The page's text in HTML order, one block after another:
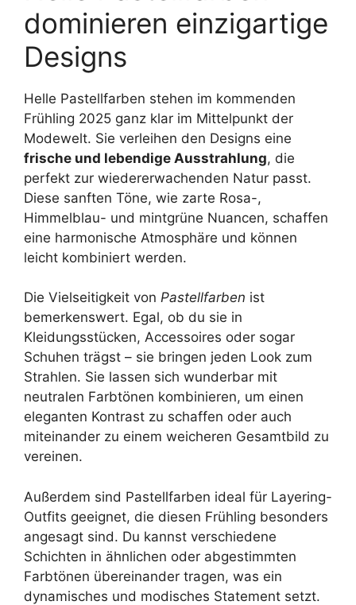
dominieren einzigartige
Designs
Helle Pastellfarben stehen im kommenden
Frühling 2025 ganz klar im Mittelpunkt der
Modewelt. Sie verleihen den Designs eine
frische und lebendige Ausstrahlung, die
perfekt zur wiedererwachenden Natur passt.
Diese sanften Töne, wie zarte Rosa-,
Himmelblau- und mintgrüne Nuancen, schaffen
eine harmonische Atmosphäre und können
leicht kombiniert werden.
Die Vielseitigkeit von Pastellfarben ist
bemerkenswert. Egal, ob du sie in
Kleidungsstücken, Accessoires oder sogar
Schuhen trägst – sie bringen jeden Look zum
Strahlen. Sie lassen sich wunderbar mit
neutralen Farbtönen kombinieren, um einen
eleganten Kontrast zu schaffen oder auch
miteinander zu einem weicheren Gesamtbild zu
vereinen.
Außerdem sind Pastellfarben ideal für Layering-
Outfits geeignet, die diesen Frühling besonders
angesagt sind. Du kannst verschiedene
Schichten in ähnlichen oder abgestimmten
Farbtönen übereinander tragen, was ein
dynamisches und modisches Statement setzt.